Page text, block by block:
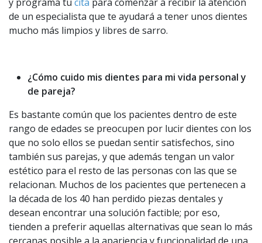
de un especialista que te ayudará a tener unos dientes
mucho más limpios y libres de sarro.
¿Cómo cuido mis dientes para mi vida personal y
de pareja?
Es bastante común que los pacientes dentro de este
rango de edades se preocupen por lucir dientes con los
que no solo ellos se puedan sentir satisfechos, sino
también sus parejas, y que además tengan un valor
estético para el resto de las personas con las que se
relacionan. Muchos de los pacientes que pertenecen a
la década de los 40 han perdido piezas dentales y
desean encontrar una solución factible; por eso,
tienden a preferir aquellas alternativas que sean lo más
cercanas posible a la apariencia y funcionalidad de una